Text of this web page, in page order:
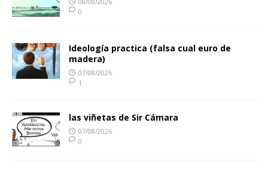
0
Ideología practica (falsa cual euro de
madera)
07/08/2026
1
las viñetas de Sir Cámara
07/08/2026
0